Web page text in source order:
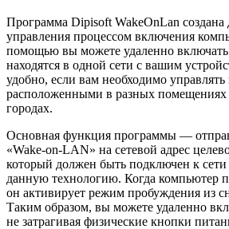
Программа Dipisoft WakeOnLan создана
управления процессом включения
помощью вы можете удаленно
находятся в одной сети с вашим
удобно, если вам необходимо
расположенными в разных
городах.
Основная функция программы —
«Wake-on-LAN» на сетевой адрес
который должен быть подключен к
данную технологию. Когда компьютер
он активирует режим пробуждения из
Таким образом, вы можете удаленно
не затрагивая физические кнопки